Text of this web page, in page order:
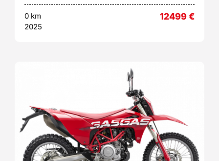
0 km
2025
12499€